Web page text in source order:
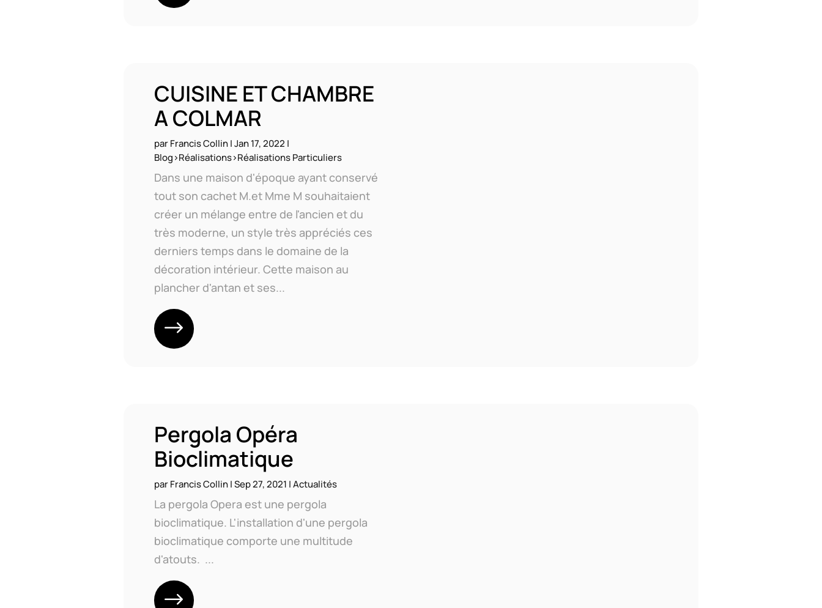
CUISINE ET CHAMBRE
A COLMAR
parFrancis Collin|Jan 17, 2022 |
Blog>Réalisations>Réalisations Particuliers
Dans une maison d'époque ayant conservé
tout son cachet M.et Mme M souhaitaient
créer un mélange entre de l'ancien et du
très moderne, un style très appréciés ces
derniers temps dans le domaine de la
décoration intérieur. Cette maison au
plancher d'antan et ses...
Pergola Opéra
Bioclimatique
parFrancis Collin|Sep 27, 2021 |Actualités
La pergola Opera est une pergola
bioclimatique. L'installation d'une pergola
bioclimatique comporte une multitude
d'atouts. ...